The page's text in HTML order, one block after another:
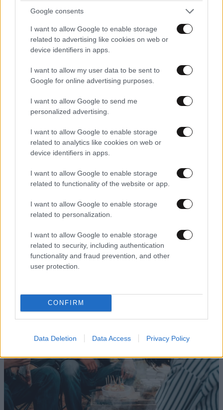
Google consents
I want to allow Google to enable storage
related to advertising like cookies on web or
device identifiers in apps.
I want to allow my user data to be sent to
Google for online advertising purposes.
I want to allow Google to send me
personalized advertising.
I want to allow Google to enable storage
related to analytics like cookies on web or
device identifiers in apps.
I want to allow Google to enable storage
related to functionality of the website or app.
I want to allow Google to enable storage
related to personalization.
I want to allow Google to enable storage
related to security, including authentication
functionality and fraud prevention, and other
user protection.
CONFIRM
Data Deletion Data Access Privacy Policy
LIFESTYLE08·08·2026 09:01
πάνω από τέσσερα χρόνια